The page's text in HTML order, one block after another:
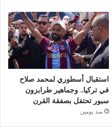
استقبال أسطوري لمحمد صلاح
في تركيا.. وجماهير طرابزون
سبور تحتفل بصفقة القرن
منذ يومين